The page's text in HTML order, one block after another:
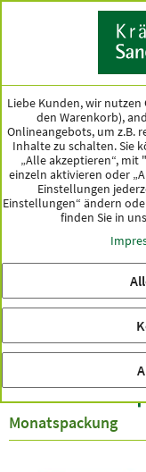
Land
KATEGORIEN
innerhalb
GELASTIN®
Monatspackung
Liebe Kunden, wir nutzen
den Warenkorb),
Onlineangebots, um z.B.
Inhalte zu schalten. Sie
„Alle akzeptieren“, mit "
einzeln aktivieren oder
Einstellungen
Einstellungen“ ändern
finden Sie in